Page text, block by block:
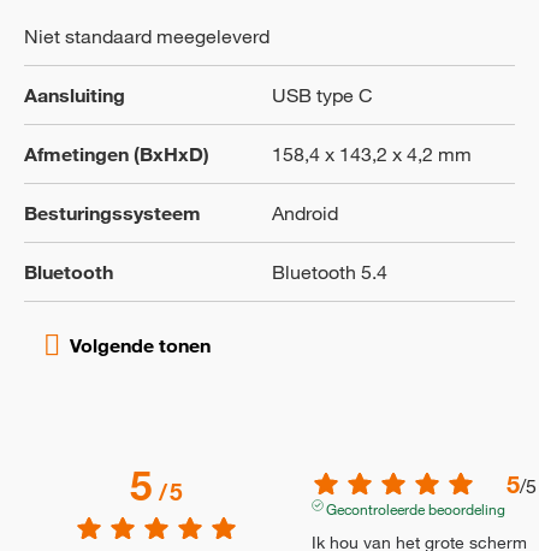
Niet standaard meegeleverd
Aansluiting USB type C
Afmetingen (BxHxD) 158,4 x 143,2 x 4,2 mm
Besturingssysteem Android
Bluetooth Bluetooth 5.4
5/5 5/5
Gecontroleerde beoordeling
Ik hou van het grote scherm